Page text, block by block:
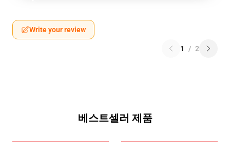
Write your review
1 / 2
베스트셀러 제품